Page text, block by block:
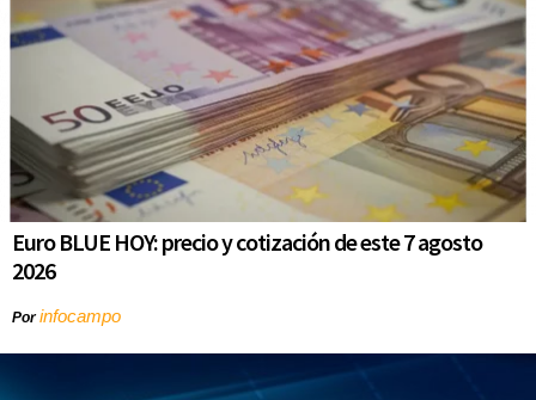
Euro BLUE HOY: precio y cotización de este 7 agosto
2026
Porinfocampo